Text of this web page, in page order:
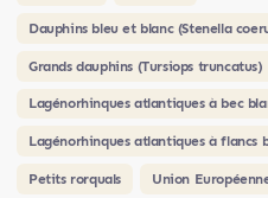
Dauphins bleu et blanc (Stenella
Grands dauphins (Tursiops truncatus)
Lagénorhinques atlantiques à bec
Lagénorhinques atlantiques à flancs
Petits rorquals Union